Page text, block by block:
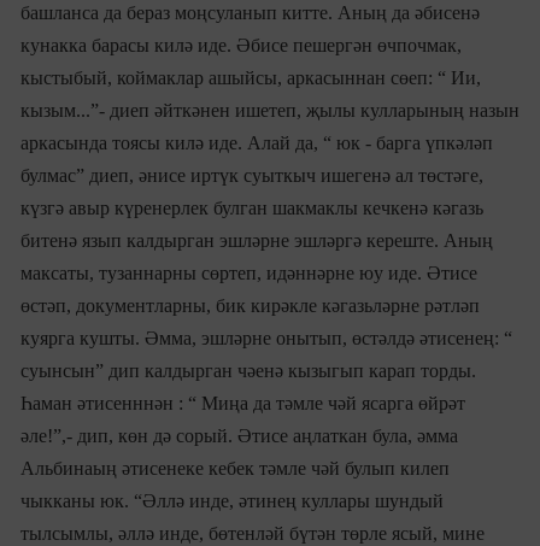
башланса да бераз моңсуланып китте. Аның да әбисенә
кунакка барасы килә иде. Әбисе пешергән өчпочмак,
кыстыбый, коймаклар ашыйсы, аркасыннан сөеп: “ Ии,
кызым...”- диеп әйткәнен ишетеп, җылы кулларының назын
аркасында тоясы килә иде. Алай да, “ юк - барга үпкәләп
булмас” диеп, әнисе иртүк суыткыч ишегенә ал төстәге,
күзгә авыр күренерлек булган шакмаклы кечкенә кәгазь
битенә язып калдырган эшләрне эшләргә кереште. Аның
максаты, тузаннарны сөртеп, идәннәрне юу иде. Әтисе
өстәп, документларны, бик кирәкле кәгазьләрне рәтләп
куярга кушты. Әмма, эшләрне онытып, өстәлдә әтисенең: “
суынсын” дип калдырган чәенә кызыгып карап торды.
Һаман әтисенннән : “ Миңа да тәмле чәй ясарга өйрәт
әле!”,- дип, көн дә сорый. Әтисе аңлаткан була, әмма
Альбинаың әтисенеке кебек тәмле чәй булып килеп
чыкканы юк. “Әллә инде, әтинең куллары шундый
тылсымлы, әллә инде, бөтенләй бүтән төрле ясый, мине